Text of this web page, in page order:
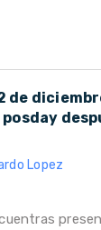
de
Lopez